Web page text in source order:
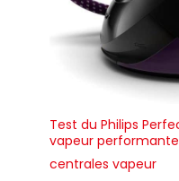
Test du Philips
vapeur
centrales vapeur